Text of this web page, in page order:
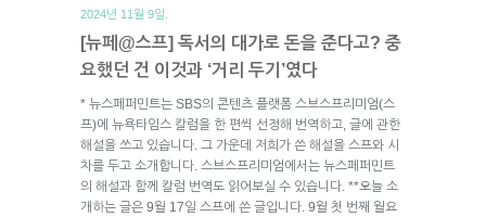
2024년 11월 9일.
[뉴페@스프] 독서의 대가로 돈을 준다고? 중
요했던 건 이것과 ‘거리 두기’였다
* 뉴스페퍼민트는 SBS의 콘텐츠 플랫폼 스브스프리미엄(스
프)에 뉴욕타임스 칼럼을 한 편씩 선정해 번역하고, 글에 관한
해설을 쓰고 있습니다. 그 가운데 저희가 쓴 해설을 스프와 시
차를 두고 소개합니다. 스브스프리미엄에서는 뉴스페퍼민트
의 해설과 함께 칼럼 번역도 읽어보실 수 있습니다. **오늘 소
개하는 글은 9월 17일 스프에 쓴 글입니다. 9월 첫 번째 월요